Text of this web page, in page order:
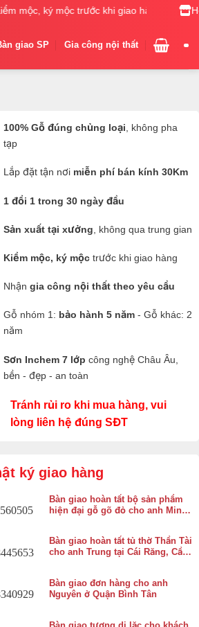
mộc, ký mộc trước khi giao hàng
giao SP Gia công nội thất
100% Gỗ đúng chủng loại , không pha
tạp
Lắp đặt tận nơimiễn phí bán kính 30Km
1 đổi 1 trong 30 ngày đầu
Sản xuất tại xưởng , không qua trung gian
Kiểm mộc, ký mộctrước khi giao hàng
Nhận gia công nội thất theo yêu cầu
Gỗ nhóm 1: bảo hành 5 năm- Gỗ khác: 2
năm
Sơn Inchem 7 lớp công nghệ Châu Âu,
bền - đẹp - an toàn
Tránh rủi ro khi mua hàng, vui
lòng liên hệ đúng SĐT
ký giao hàng
Bàn giao hoàn tất bộ sản phẩm
hiện đại gỗ gõ đỏ cho anh Minh
Bàn giao hoàn tất tủ thờ Thần Tài
cho anh Trung tại Cái Răng, Cần
Bàn giao đơn hàng cho anh
Nguyên ở Quận Bình Tân